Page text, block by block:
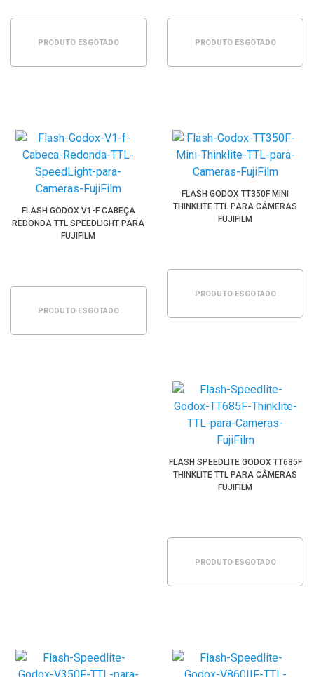
PRODUTO ESGOTADO PRODUTO ESGOTADO
FLASH GODOX V1-F CABEÇA
REDONDA TTL SPEEDLIGHT PARA
FUJIFILM
PRODUTO ESGOTADO
FLASH GODOX TT350F MINI
THINKLITE TTL PARA CÂMERAS
FUJIFILM
PRODUTO ESGOTADO
FLASH SPEEDLITE GODOX TT685F
THINKLITE TTL PARA CÂMERAS
FUJIFILM
PRODUTO ESGOTADO